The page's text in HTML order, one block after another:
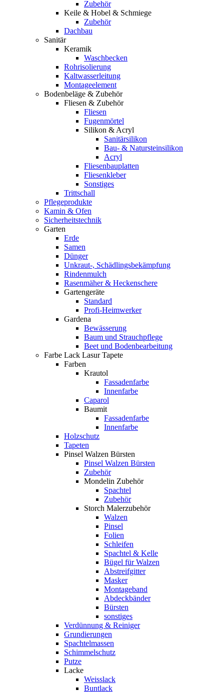
Zubehör
Keile & Hobel & Schmiege
Zubehör
Dachbau
Sanitär
Keramik
Waschbecken
Rohrisolierung
Kaltwasserleitung
Montageelement
Bodenbeläge & Zubehör
Fliesen & Zubehör
Fliesen
Fugenmörtel
Silikon & Acryl
Sanitärsilikon
Bau- & Natursteinsilikon
Acryl
Fliesenbauplatten
Fliesenkleber
Sonstiges
Trittschall
Pflegeprodukte
Kamin & Ofen
Sicherheitstechnik
Garten
Erde
Samen
Dünger
Unkraut-, Schädlingsbekämpfung
Rindenmulch
Rasenmäher & Heckenschere
Gartengeräte
Standard
Profi-Heimwerker
Gardena
Bewässerung
Baum und Strauchpflege
Beet und Bodenbearbeitung
Farbe Lack Lasur Tapete
Farben
Krautol
Fassadenfarbe
Innenfarbe
Caparol
Baumit
Fassadenfarbe
Innenfarbe
Holzschutz
Tapeten
Pinsel Walzen Bürsten
Pinsel Walzen Bürsten
Zubehör
Mondelin Zubehör
Spachtel
Zubehör
Storch Malerzubehör
Walzen
Pinsel
Folien
Schleifen
Spachtel & Kelle
Bügel für Walzen
Abstreifgitter
Masker
Montageband
Abdeckbänder
Bürsten
sonstiges
Verdünnung & Reiniger
Grundierungen
Spachtelmassen
Schimmelschutz
Putze
Lacke
Weisslack
Buntlack